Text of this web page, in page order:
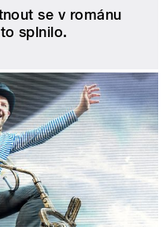
se v románu
splnilo.